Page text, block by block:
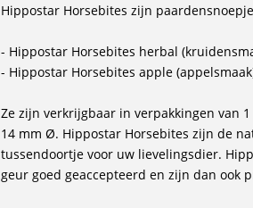
Hippostar Horsebites zijn
- Hippostar Horsebites herbal
- Hippostar Horsebites apple
Ze zijn verkrijgbaar in verpakkingen van
14 mm Ø. Hippostar Horsebites zijn de
tussendoortje voor uw lievelingsdier.
geur goed geaccepteerd en zijn dan ook